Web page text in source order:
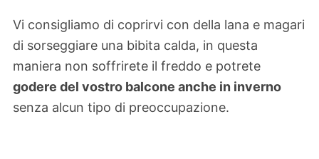
Vi consigliamo di coprirvi con della lana e magari
di sorseggiare una bibita calda, in questa
maniera non soffrirete il freddo e potrete
godere del vostro balcone anche in inverno
senza alcun tipo di preoccupazione.